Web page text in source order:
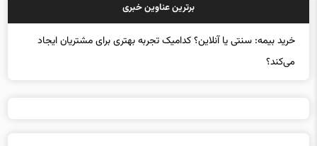
برترین عناوین خبری
خرید بیمه: سنتی یا آنلاین؟ کدامیک تجربه بهتری برای مشتریان ایجاد
می‌کند؟